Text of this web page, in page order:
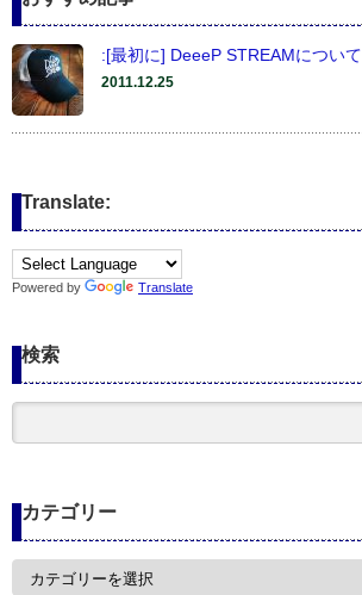
:[最初に] DeeeP STREAMについて
2011.12.25
Translate:
Powered by Translate
検索
カテゴリー
カ